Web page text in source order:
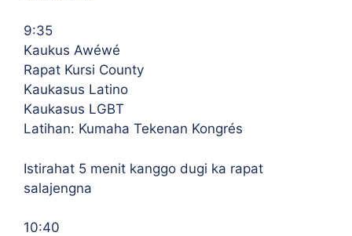
9:35
Kaukus Awéwé
Rapat Kursi County
Kaukasus Latino
Kaukasus LGBT
Latihan: Kumaha Tekenan Kongrés
Istirahat 5 menit kanggo dugi ka rapat
salajengna
10:40